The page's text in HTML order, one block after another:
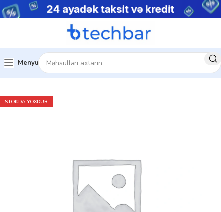
Menyu
Ev Çap avadanlıqları Kağız
STOKDA YOXDUR